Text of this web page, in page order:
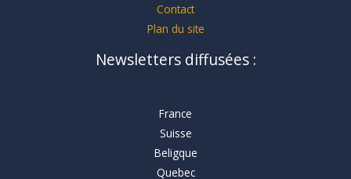
Contact
Plan du site
Newsletters diffusées :
France
Suisse
Beligque
Quebec